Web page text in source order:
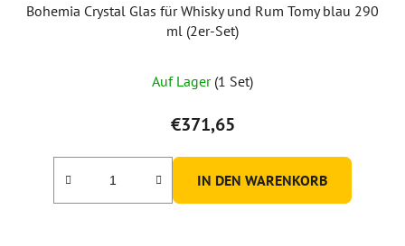
Bohemia Crystal Glas für Whisky und Rum Tomy blau 290
ml (2er-Set)
Auf Lager (1 Set)
€371,65
IN DEN WARENKORB